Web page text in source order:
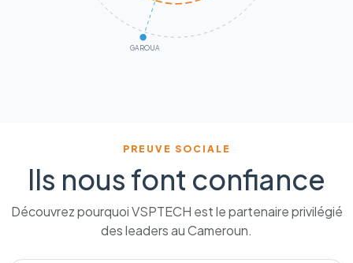
GAROUA
PREUVE SOCIALE
Ils nous font confiance
Découvrez pourquoi VSPTECH est le partenaire privilégié
des leaders au Cameroun.